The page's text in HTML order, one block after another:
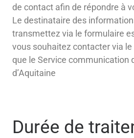
de contact afin de répondre à
Le destinataire des
transmettez via le formulaire
vous souhaitez contacter via
que le Service communication
d’Aquitaine
Durée de